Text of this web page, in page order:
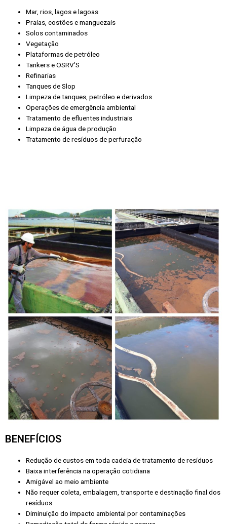
Mar, rios, lagos e lagoas
Praias, costões e manguezais
Solos contaminados
Vegetação
Plataformas de petróleo
Tankers e OSRV’S
Refinarias
Tanques de Slop
Limpeza de tanques, petróleo e derivados
Operações de emergência ambiental
Tratamento de efluentes industriais
Limpeza de água de produção
Tratamento de resíduos de perfuração
BENEFÍCIOS
Redução de custos em toda cadeia de tratamento de resíduos
Baixa interferência na operação cotidiana
Amigável ao meio ambiente
Não requer coleta, embalagem, transporte e destinação final dos
resíduos
Diminuição do impacto ambiental por contaminações